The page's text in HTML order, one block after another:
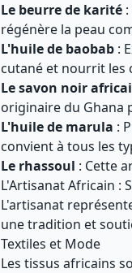
Le beurre de karité
régénère la peau
L'huile de baobab :
cutané et nourrit les
Le savon noir
originaire du Ghana
L'huile de marula :
convient à tous les
Le rhassoul : Cette
L'Artisanat Africain :
L'artisanat
une tradition et
Textiles et Mode
Les tissus africains